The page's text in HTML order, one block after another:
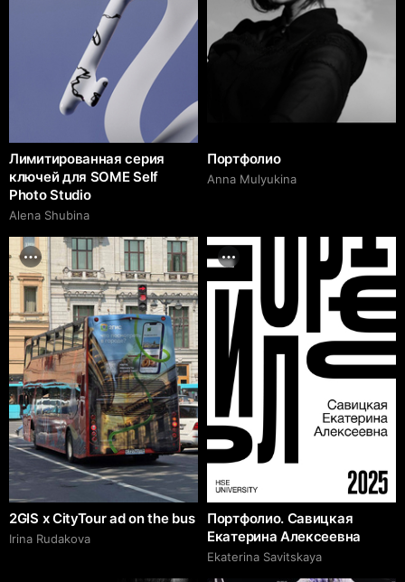
Лимитированная серия
ключей для SOME Self
Photo Studio
Alena Shubina
Портфолио
Anna Mulyukina
2GIS x CityTour ad on the bus
Irina Rudakova
Портфолио. Савицкая
Екатерина Алексеевна
Ekaterina Savitskaya